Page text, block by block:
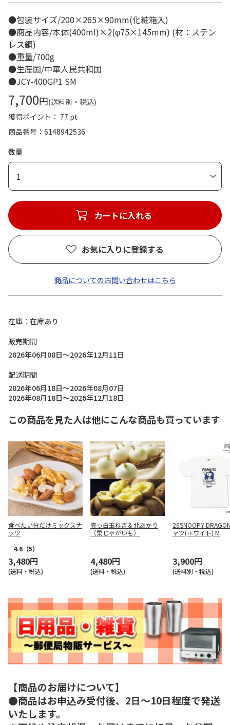
●包装サイズ/200×265×90mm(化粧箱入)
●商品内容/本体(400ml)×2(φ75×145mm) (材：ステン
レス鋼)
●重量/700g
●生産国/中華人民共和国
●JCY-400GP1 SM
7,700円(送料別・税込)
獲得ポイント： 77 pt
商品番号
6148942536
数量
1
カートに入れる
お気に入りに登録する
商品についてのお問い合わせはこちら
在庫
在庫あり
販売期間
2026年06月08日～2026年12月11日
配送期間
2026年06月18日～2026年08月07日
2026年08月18日～2026年12月18日
この商品を見た人は他にこんな商品も買っています
食べたい分だけミックスナ
ッツ
4.6 （5）
3,480円
(送料・税込)
真っ白玉ねぎ＆北あかり
（栗じゃがいも）
4,480円
(送料・税込)
26SNOOPY
ャツ(ホワイト) M
3,900円
(送料別・税込)
【商品のお届けについて】
●商品はお申込み受付後、2日～10日程度で発送
いたします。